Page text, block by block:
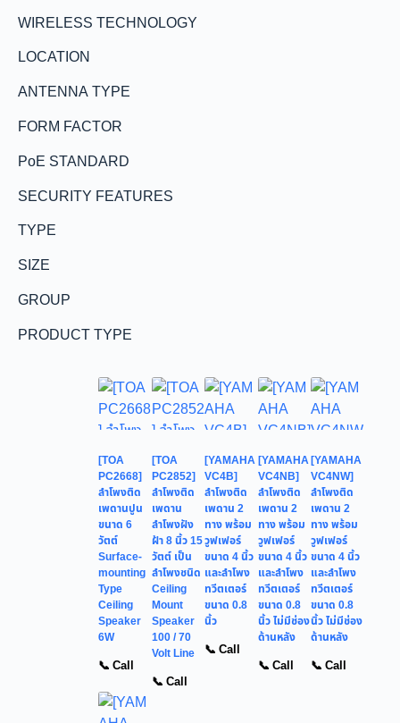
WIRELESS TECHNOLOGY
LOCATION
ANTENNA TYPE
FORM FACTOR
PoE STANDARD
SECURITY FEATURES
TYPE
SIZE
GROUP
PRODUCT TYPE
[TOA
PC2668]
ลำโพงติด
เพดานปูน
ขนาด 6
วัตต์
Surface-
mounting
Type
Ceiling
Speaker
6W
📞 Call
[TOA
PC2852]
ลำโพงติด
เพดาน
ลำโพงฝัง
ฝ้า 8 นิ้ว 15
วัตต์ เป็น
ลำโพงชนิด
Ceiling
Mount
Speaker
100 / 70
Volt Line
📞 Call
[YAMAHA
VC4B]
ลำโพงติด
เพดาน 2
ทาง พร้อม
วูฟเฟอร์
ขนาด 4 นิ้ว
และลำโพง
ทวีตเตอร์
ขนาด 0.8
นิ้ว
📞 Call
[YAMAHA
VC4NB]
ลำโพงติด
เพดาน 2
ทาง พร้อม
วูฟเฟอร์
ขนาด 4 นิ้ว
และลำโพง
ทวีตเตอร์
ขนาด 0.8
นิ้ว ไม่มีช่อง
ด้านหลัง
📞 Call
[YAMAHA
VC4NW]
ลำโพงติด
เพดาน 2
ทาง พร้อม
วูฟเฟอร์
ขนาด 4 นิ้ว
และลำโพง
ทวีตเตอร์
ขนาด 0.8
นิ้ว ไม่มีช่อง
ด้านหลัง
📞 Call